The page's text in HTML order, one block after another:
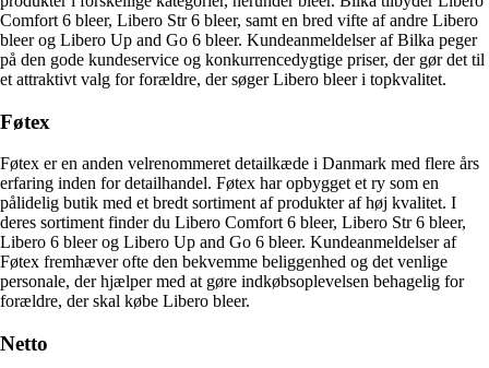
Comfort 6 bleer, Libero Str 6 bleer, samt en bred vifte af andre Libero
bleer og Libero Up and Go 6 bleer. Kundeanmeldelser af Bilka peger
på den gode kundeservice og konkurrencedygtige priser, der gør det til
et attraktivt valg for forældre, der søger Libero bleer i topkvalitet.
Føtex
Føtex er en anden velrenommeret detailkæde i Danmark med flere års
erfaring inden for detailhandel. Føtex har opbygget et ry som en
pålidelig butik med et bredt sortiment af produkter af høj kvalitet. I
deres sortiment finder du Libero Comfort 6 bleer, Libero Str 6 bleer,
Libero 6 bleer og Libero Up and Go 6 bleer. Kundeanmeldelser af
Føtex fremhæver ofte den bekvemme beliggenhed og det venlige
personale, der hjælper med at gøre indkøbsoplevelsen behagelig for
forældre, der skal købe Libero bleer.
Netto